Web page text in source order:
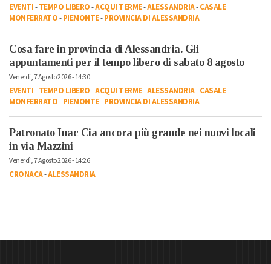
EVENTI-TEMPO LIBERO-ACQUI TERME-ALESSANDRIA-CASALE
MONFERRATO-PIEMONTE-PROVINCIA DI ALESSANDRIA
Cosa fare in provincia di Alessandria. Gli
appuntamenti per il tempo libero di sabato 8 agosto
Venerdì, 7 Agosto 2026 - 14:30
EVENTI-TEMPO LIBERO-ACQUI TERME-ALESSANDRIA-CASALE
MONFERRATO-PIEMONTE-PROVINCIA DI ALESSANDRIA
Patronato Inac Cia ancora più grande nei nuovi locali
in via Mazzini
Venerdì, 7 Agosto 2026 - 14:26
CRONACA-ALESSANDRIA